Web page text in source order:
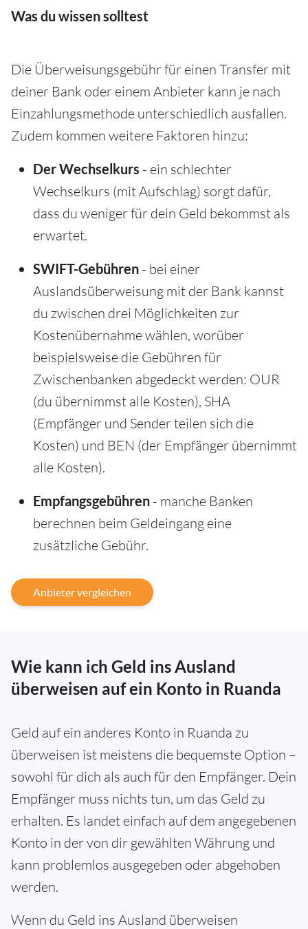
Was du wissen solltest
Die Überweisungsgebühr für einen Transfer mit
deiner Bank oder einem Anbieter kann je nach
Einzahlungsmethode unterschiedlich ausfallen.
Zudem kommen weitere Faktoren hinzu:
Der Wechselkurs - ein schlechter
Wechselkurs (mit Aufschlag) sorgt dafür,
dass du weniger für dein Geld bekommst als
erwartet.
SWIFT-Gebühren - bei einer
Auslandsüberweisung mit der Bank kannst
du zwischen drei Möglichkeiten zur
Kostenübernahme wählen, worüber
beispielsweise die Gebühren für
Zwischenbanken abgedeckt werden: OUR
(du übernimmst alle Kosten), SHA
(Empfänger und Sender teilen sich die
Kosten) und BEN (der Empfänger übernimmt
alle Kosten).
Empfangsgebühren - manche Banken
berechnen beim Geldeingang eine
zusätzliche Gebühr.
Anbieter vergleichen
Wie kann ich Geld ins Ausland
überweisen auf ein Konto in Ruanda
Geld auf ein anderes Konto in Ruanda zu
überweisen ist meistens die bequemste Option –
sowohl für dich als auch für den Empfänger. Dein
Empfänger muss nichts tun, um das Geld zu
erhalten. Es landet einfach auf dem angegebenen
Konto in der von dir gewählten Währung und
kann problemlos ausgegeben oder abgehoben
werden.
Wenn du Geld ins Ausland überweisen